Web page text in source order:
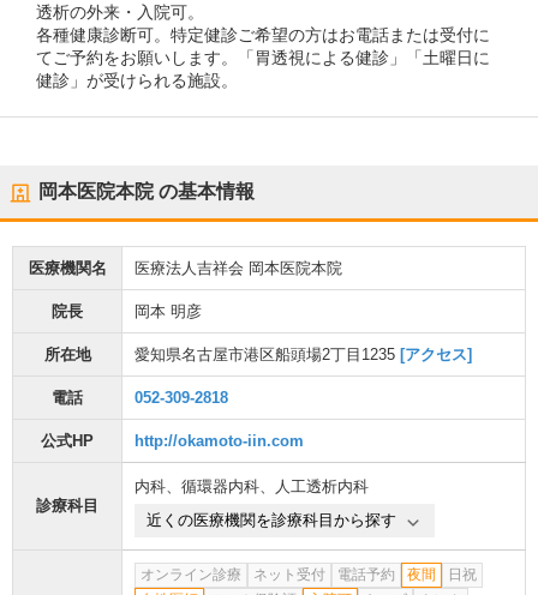
透析の外来・入院可。
各種健康診断可。特定健診ご希望の方はお電話または受付に
てご予約をお願いします。「胃透視による健診」「土曜日に
健診」が受けられる施設。
岡本医院本院の基本情報
医療機関名 医療法人吉祥会 岡本医院本院
院長 岡本 明彦
所在地 愛知県名古屋市港区船頭場2丁目1235 [アクセス]
電話 052-309-2818
公式HP http://okamoto-iin.com
診療科目
内科、 循環器内科、
人工透析内科
近くの医療機関を診療科目から探す
オンライン診療 ネット受付 電話予約 夜間
日祝